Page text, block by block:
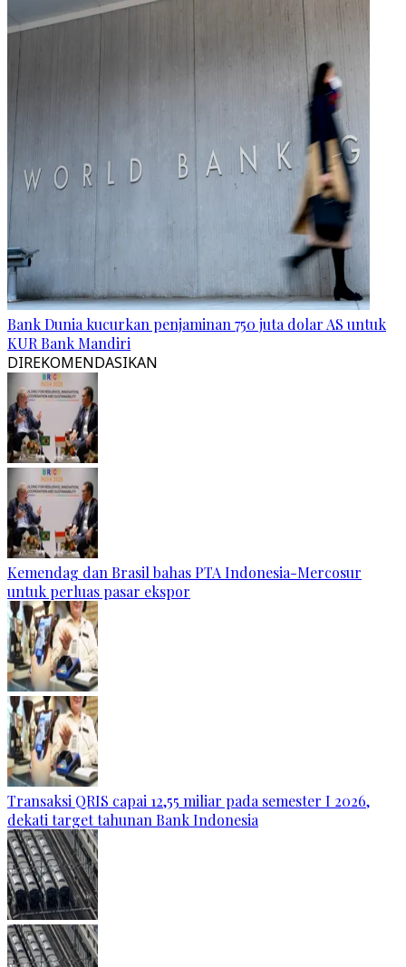
Bank Dunia kucurkan penjaminan 750 juta dolar AS untuk
KUR Bank Mandiri
DIREKOMENDASIKAN
Kemendag dan Brasil bahas PTA Indonesia-Mercosur
untuk perluas pasar ekspor
Transaksi QRIS capai 12,55 miliar pada semester I 2026,
dekati target tahunan Bank Indonesia